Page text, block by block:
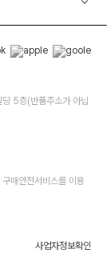
5층(반품주소가 아닙
매안전서비스를 이용
사업자정보확인